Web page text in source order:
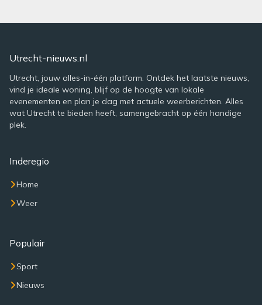
Utrecht-nieuws.nl
Utrecht, jouw alles-in-één platform. Ontdek het laatste nieuws,
vind je ideale woning, blijf op de hoogte van lokale
evenementen en plan je dag met actuele weerberichten. Alles
wat Utrecht te bieden heeft, samengebracht op één handige
plek.
Inderegio
Home
Weer
Populair
Sport
Nieuws